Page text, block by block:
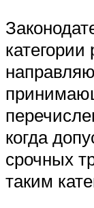
когда
срочных
таким